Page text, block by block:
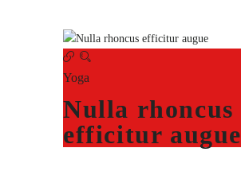
Yoga
Nulla rhoncus
efficitur augue